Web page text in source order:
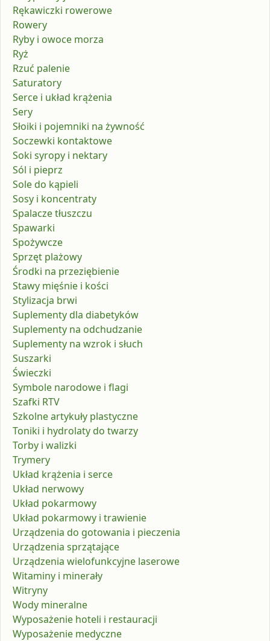
Rękawiczki rowerowe
Rowery
Ryby i owoce morza
Ryż
Rzuć palenie
Saturatory
Serce i układ krążenia
Sery
Słoiki i pojemniki na żywność
Soczewki kontaktowe
Soki syropy i nektary
Sól i pieprz
Sole do kąpieli
Sosy i koncentraty
Spalacze tłuszczu
Spawarki
Spożywcze
Sprzęt plażowy
Środki na przeziębienie
Stawy mięśnie i kości
Stylizacja brwi
Suplementy dla diabetyków
Suplementy na odchudzanie
Suplementy na wzrok i słuch
Suszarki
Świeczki
Symbole narodowe i flagi
Szafki RTV
Szkolne artykuły plastyczne
Toniki i hydrolaty do twarzy
Torby i walizki
Trymery
Układ krążenia i serce
Układ nerwowy
Układ pokarmowy
Układ pokarmowy i trawienie
Urządzenia do gotowania i pieczenia
Urządzenia sprzątające
Urządzenia wielofunkcyjne laserowe
Witaminy i minerały
Witryny
Wody mineralne
Wyposażenie hoteli i restauracji
Wyposażenie medyczne